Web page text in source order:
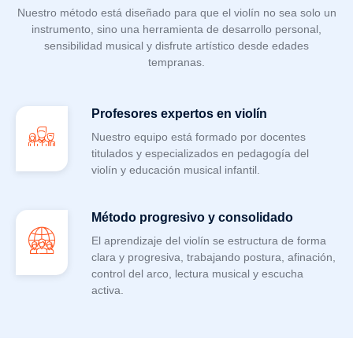
Nuestro método está diseñado para que el violín no sea solo un
instrumento, sino una herramienta de desarrollo personal,
sensibilidad musical y disfrute artístico desde edades
tempranas.
Profesores expertos en violín
Nuestro equipo está formado por docentes
titulados y especializados en pedagogía del
violín y educación musical infantil.
Método progresivo y consolidado
El aprendizaje del violín se estructura de forma
clara y progresiva, trabajando postura, afinación,
control del arco, lectura musical y escucha
activa.